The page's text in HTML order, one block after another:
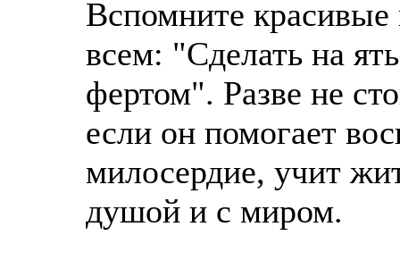
Вспомните
всем: "Сделать на
фертом". Разве не
если он помогает
милосердие, учит
душой и с миром.